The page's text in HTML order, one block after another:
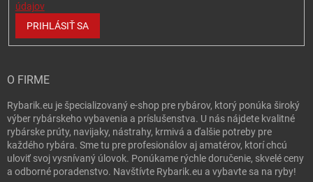
údajov
PRIHLÁSIŤ SA
O FIRME
Rybarik.eu je špecializovaný e-shop pre rybárov, ktorý ponúka široký
výber rybárskeho vybavenia a príslušenstva. U nás nájdete kvalitné
rybárske prúty, navijaky, nástrahy, krmivá a ďalšie potreby pre
každého rybára. Sme tu pre profesionálov aj amatérov, ktorí chcú
uloviť svoj vysnívaný úlovok. Ponúkame rýchle doručenie, skvelé ceny
a odborné poradenstvo. Navštívte Rybarik.eu a vybavte sa na ryby!